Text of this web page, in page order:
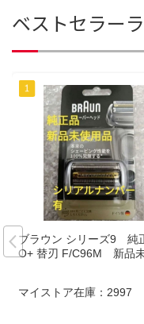
ベストセラー
ブラウン シリーズ9 純
O+ 替刃 F/C96M 新品
マイストア在庫： 2997